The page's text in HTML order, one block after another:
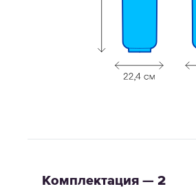
Комплектация — 2